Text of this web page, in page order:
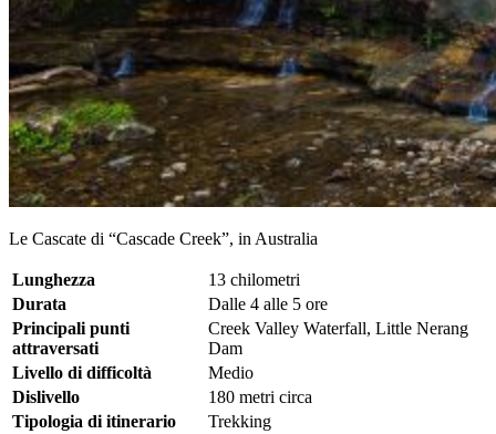
Le Cascate di “Cascade Creek”, in Australia
Lunghezza
13 chilometri
Durata
Dalle 4 alle 5 ore
Principali punti
attraversati
Creek Valley Waterfall, Little Nerang
Dam
Livello di difficoltà
Medio
Dislivello
180 metri circa
Tipologia di itinerario
Trekking